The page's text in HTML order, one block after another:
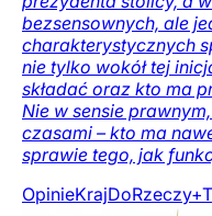
bezsensownych, ale
charakterystycznych
nie tylko wokół tej
składać oraz kto ma
Nie w sensie
czasami – kto ma
sprawie tego, jak
OpinieKrajDoRzeczy+